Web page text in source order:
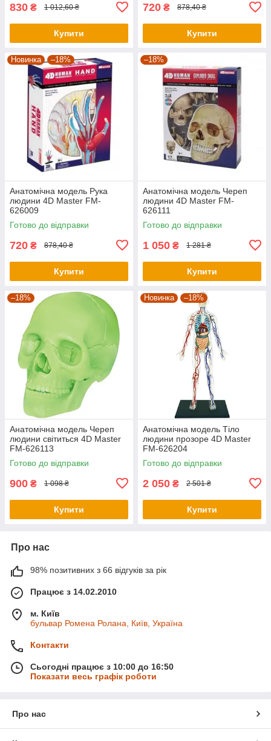
830 ₴ 1 012,60 ₴
Купити
720 ₴ 878,40 ₴
Купити
Новинка –18%
Анатомічна модель Рука
людини 4D Master FM-
626009
Готово до відправки
720 ₴ 878,40 ₴
Купити
–18%
Анатомічна модель Череп
людини 4D Master FM-
626111
Готово до відправки
1 050 ₴ 1 281 ₴
Купити
–18%
Анатомічна модель Череп
людини світиться 4D Master
FM-626113
Готово до відправки
900 ₴ 1 098 ₴
Купити
Новинка –18%
Анатомічна модель Тіло
людини прозоре 4D Master
FM-626204
Готово до відправки
2 050 ₴ 2 501 ₴
Купити
Про нас
98% позитивних з 66 відгуків за рік
Працює з 14.02.2010
м. Київ
бульвар Ромена Ролана, Київ, Україна
Контакти
Сьогодні працює з 10:00 до 16:50
Показати весь графік роботи
Про нас